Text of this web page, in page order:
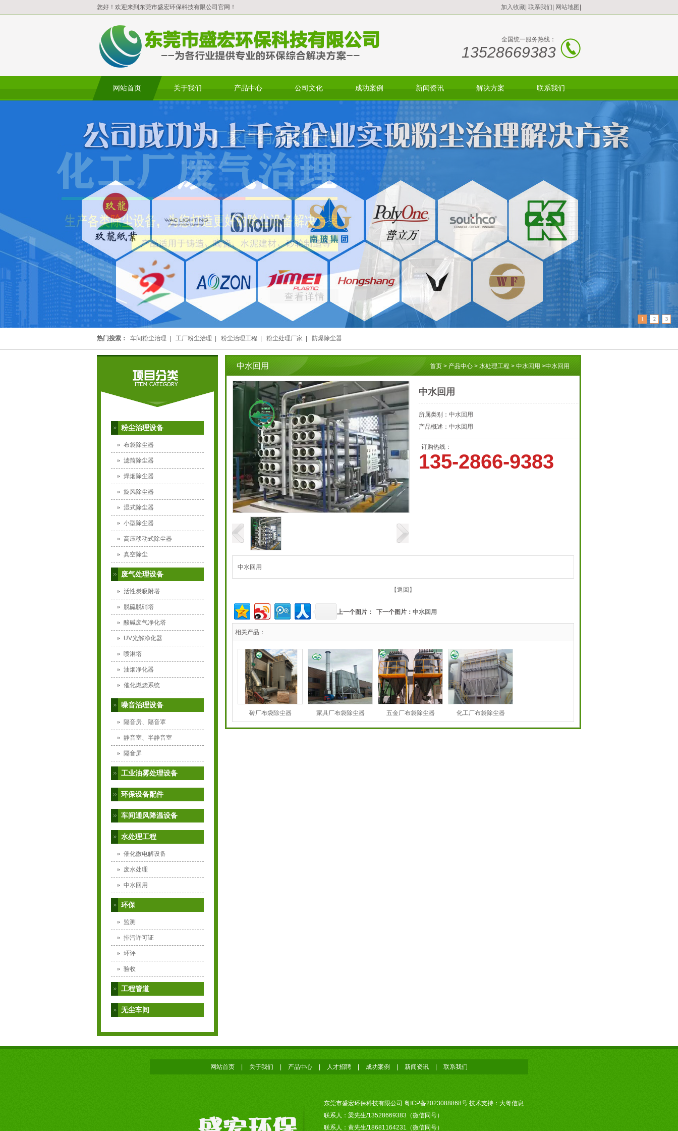
加入收藏 联系我们 网站地图
您好！欢迎来到东莞市盛宏环保科技有限公司官网！
全国统一服务热线：
13528669383
网站首页 关于我们 产品中心 公司文化 成功案例 新闻资讯 解决方案 联系我们
1 2 3
热门搜索： 车间粉尘治理 工厂粉尘治理 粉尘治理工程 粉尘处理厂家 防爆除尘器
粉尘治理设备
布袋除尘器
滤筒除尘器
焊烟除尘器
旋风除尘器
湿式除尘器
小型除尘器
高压移动式除尘器
真空除尘
废气处理设备
活性炭吸附塔
脱硫脱硝塔
酸碱废气净化塔
UV光解净化器
喷淋塔
油烟净化器
催化燃烧系统
噪音治理设备
隔音房、隔音罩
静音室、半静音室
隔音屏
工业油雾处理设备
环保设备配件
车间通风降温设备
水处理工程
催化微电解设备
废水处理
中水回用
环保
监测
排污许可证
环评
验收
工程管道
无尘车间
中水回用 首页 > 产品中心 > 水处理工程 > 中水回用 >中水回用
中水回用
所属类别： 中水回用
产品概述： 中水回用
订购热线：
135-2866-9383
中水回用
【返回】
上一个图片： 下一个图片： 中水回用
相关产品：
砖厂布袋除尘器 家具厂布袋除尘器 五金厂布袋除尘器 化工厂布袋除尘器
网站首页 关于我们 产品中心 人才招聘 成功案例 新闻资讯 联系我们
东莞市盛宏环保科技有限公司 粤ICP备2023088868号 技术支持：大粤信息
联系人：梁先生/13528669383（微信同号）
联系人：黄先生/18681164231（微信同号）